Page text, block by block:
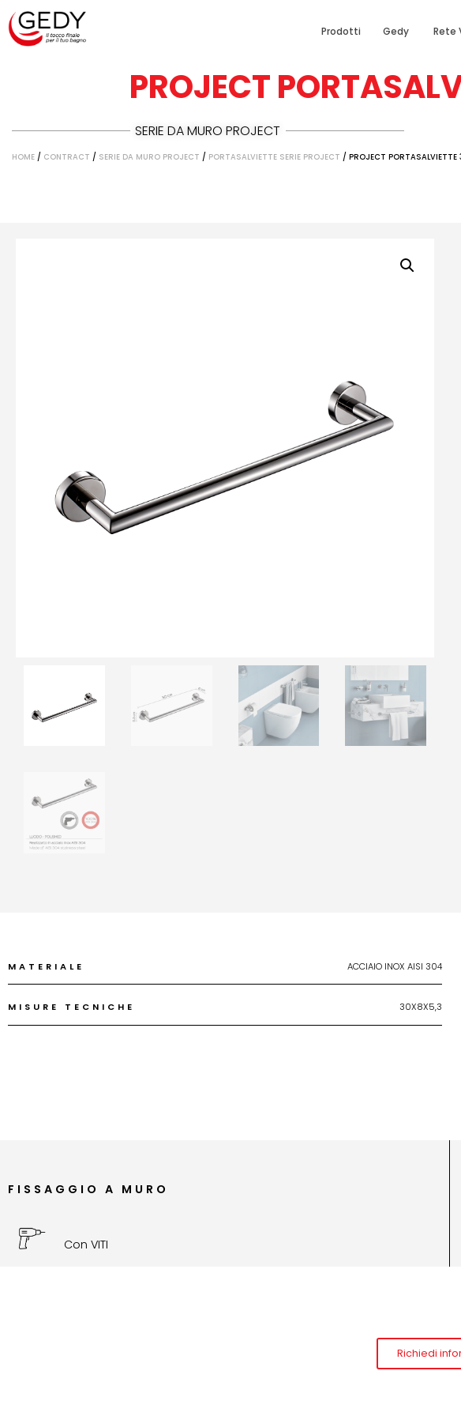
Prodotti Gedy Rete
PROJECT
SERIE DA MURO PROJECT
HOME / CONTRACT / SERIE DA MURO PROJECT / PORTASALVIETTE SERIE PROJECT / PROJECT
MATERIALE ACCIAIO INOX AISI 304
MISURE TECNICHE 30X8X5,3
FISSAGGIO A MURO
Con VITI
Richiedi